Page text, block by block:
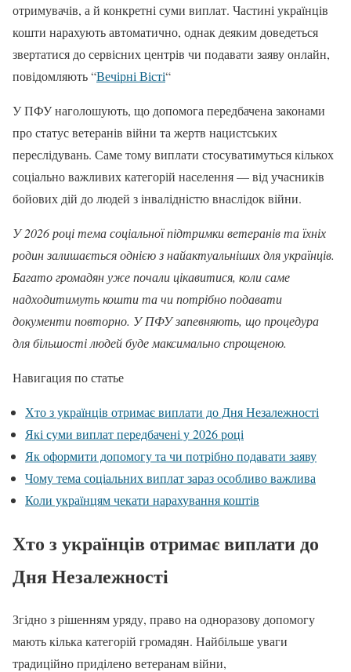
отримувачів, а й конкретні суми виплат. Частині українців
кошти нарахують автоматично, однак деяким доведеться
звертатися до сервісних центрів чи подавати заяву онлайн,
повідомляють “Вечірні Вісті“
У ПФУ наголошують, що допомога передбачена законами
про статус ветеранів війни та жертв нацистських
переслідувань. Саме тому виплати стосуватимуться кількох
соціально важливих категорій населення — від учасників
бойових дій до людей з інвалідністю внаслідок війни.
У 2026 році тема соціальної підтримки ветеранів та їхніх
родин залишається однією з найактуальніших для українців.
Багато громадян уже почали цікавитися, коли саме
надходитимуть кошти та чи потрібно подавати
документи повторно. У ПФУ запевняють, що процедура
для більшості людей буде максимально спрощеною.
Навигация по статье
Хто з українців отримає виплати до Дня Незалежності
Які суми виплат передбачені у 2026 році
Як оформити допомогу та чи потрібно подавати заяву
Чому тема соціальних виплат зараз особливо важлива
Коли українцям чекати нарахування коштів
Хто з українців отримає виплати до
Дня Незалежності
Згідно з рішенням уряду, право на одноразову допомогу
мають кілька категорій громадян. Найбільше уваги
традиційно приділено ветеранам війни,